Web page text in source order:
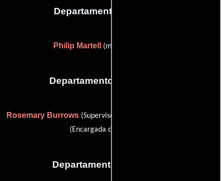
Departamento de musica
Philip Martell (musical supervisor)
Departamento de vestuario
Rosemary Burrows(Supervisor de vestuario) y
(Encargada del vestuario)
Departamento de editorial